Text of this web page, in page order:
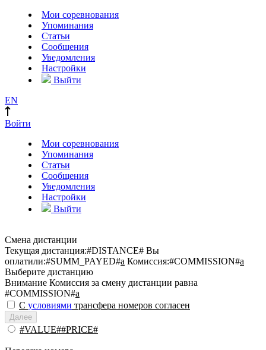
Мои соревнования
Упоминания
Статьи
Сообщения
Уведомления
Настройки
Выйти
EN
Войти
Мои соревнования
Упоминания
Статьи
Сообщения
Уведомления
Настройки
Выйти
Смена дистанции
Текущая дистанция:#DISTANCE# Вы
оплатили:#SUMM_PAYED#a Комиссия:#COMMISSION#a
Выберите дистанцию
Внимание Комиссия за смену дистанции равна
#COMMISSION#a
С условиями трансфера номеров согласен
Далее
#VALUE##PRICE#